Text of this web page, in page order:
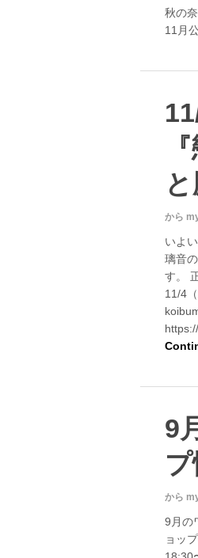
秋の
11月
から
いよ
璃音
す。
11/4
9
から
9月の
ョッ